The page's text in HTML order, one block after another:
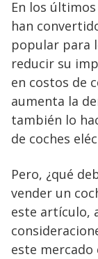
En los
han
popular para
reducir su
en costos de
aumenta la
también lo
de coches
Pero, ¿qué
vender un
este artículo,
este mercado